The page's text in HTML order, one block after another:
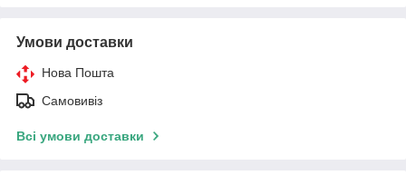
Умови доставки
Нова Пошта
Самовивіз
Всі умови доставки